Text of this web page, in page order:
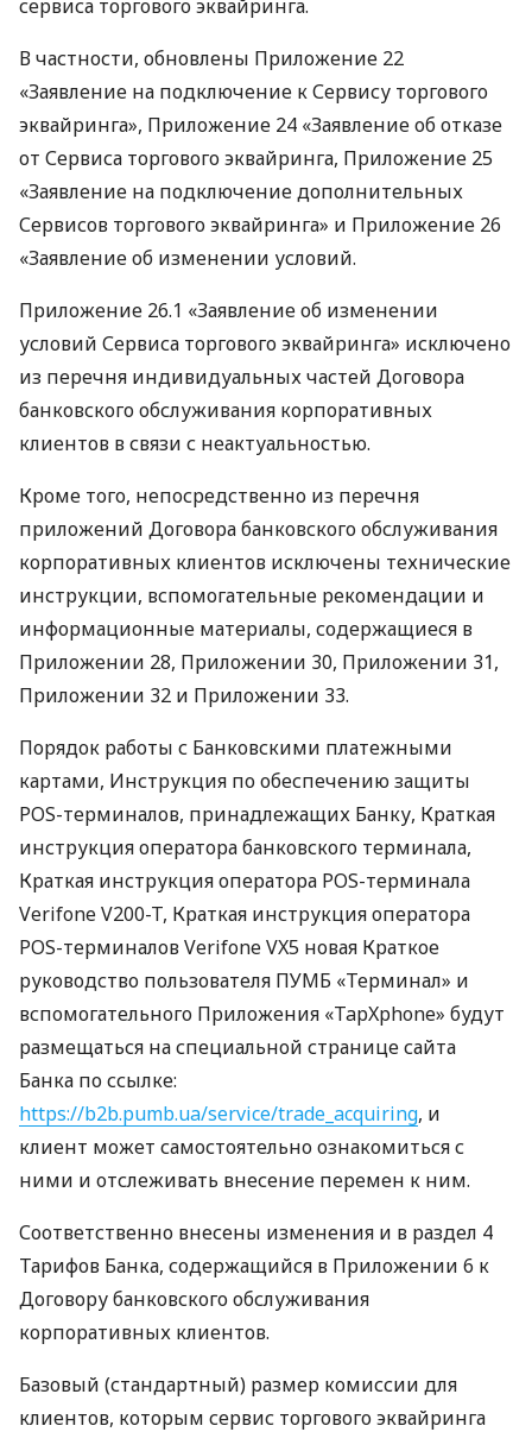
сервиса торгового эквайринга.
В частности, обновлены Приложение 22
«Заявление на подключение к Сервису торгового
эквайринга», Приложение 24 «Заявление об отказе
от Сервиса торгового эквайринга, Приложение 25
«Заявление на подключение дополнительных
Сервисов торгового эквайринга» и Приложение 26
«Заявление об изменении условий.
Приложение 26.1 «Заявление об изменении
условий Сервиса торгового эквайринга» исключено
из перечня индивидуальных частей Договора
банковского обслуживания корпоративных
клиентов в связи с неактуальностью.
Кроме того, непосредственно из перечня
приложений Договора банковского обслуживания
корпоративных клиентов исключены технические
инструкции, вспомогательные рекомендации и
информационные материалы, содержащиеся в
Приложении 28, Приложении 30, Приложении 31,
Приложении 32 и Приложении 33.
Порядок работы с Банковскими платежными
картами, Инструкция по обеспечению защиты
POS-терминалов, принадлежащих Банку, Краткая
инструкция оператора банковского терминала,
Краткая инструкция оператора POS-терминала
Verifone V200-T, Краткая инструкция оператора
POS-терминалов Verifone VX5 новая Краткое
руководство пользователя ПУМБ «Терминал» и
вспомогательного Приложения «TapXphone» будут
размещаться на специальной странице сайта
Банка по ссылке:
https://b2b.pumb.ua/service/trade_acquiring, и
клиент может самостоятельно ознакомиться с
ними и отслеживать внесение перемен к ним.
Соответственно внесены изменения и в раздел 4
Тарифов Банка, содержащийся в Приложении 6 к
Договору банковского обслуживания
корпоративных клиентов.
Базовый (стандартный) размер комиссии для
клиентов, которым сервис торгового эквайринга